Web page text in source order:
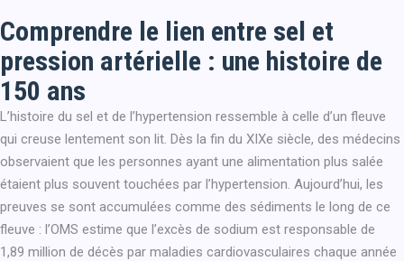
Comprendre le lien entre sel et
pression artérielle : une histoire de
150 ans
L’histoire du sel et de l’hypertension ressemble à celle d’un fleuve
qui creuse lentement son lit. Dès la fin du XIXe siècle, des médecins
observaient que les personnes ayant une alimentation plus salée
étaient plus souvent touchées par l’hypertension. Aujourd’hui, les
preuves se sont accumulées comme des sédiments le long de ce
fleuve : l’OMS estime que l’excès de sodium est responsable de
1,89 million de décès par maladies cardiovasculaires chaque année